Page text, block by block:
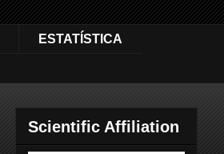
ESTATÍSTICA
Scientific Affiliation